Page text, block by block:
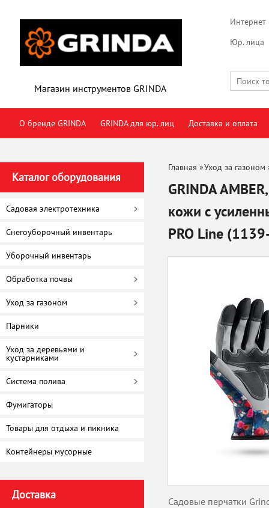
Магазин инструментов GRINDA
Интернет
Юр. лица
О бренде GRINDA GRINDA для юр. лиц Доставка и оплата
Каталог оборудования
Садовая электротехника
Снегоуборочный инвентарь
Уборочный инвентарь
Обработка почвы
Уход за газоном
Парники
Уход за деревьями и
кустарниками
Система полива
Фумигаторы
Товары для отдыха и пикника
Контейнеры мусорные
Доставка
Главная »Уход за газоном
GRINDA
кожи с
PRO Line
Садовые перчатки